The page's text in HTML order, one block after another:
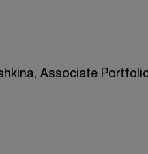
Associate